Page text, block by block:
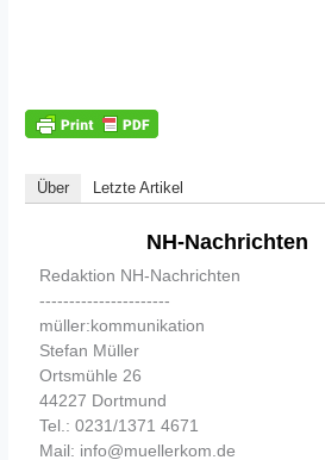
Über Letzte Artikel
NH-Nachrichten
Redaktion NH-Nachrichten
----------------------
müller:kommunikation
Stefan Müller
Ortsmühle 26
44227 Dortmund
Tel.: 0231/1371 4671
Mail: info@muellerkom.de